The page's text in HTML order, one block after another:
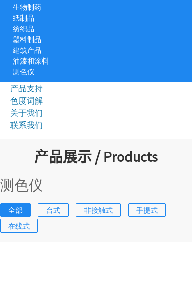
生物制药
纸制品
纺织品
塑料制品
建筑产品
油漆和涂料
测色仪
产品支持
色度词解
关于我们
联系我们
产品展示 /Products
测色仪
全部 台式 非接触式
手提式
在线式